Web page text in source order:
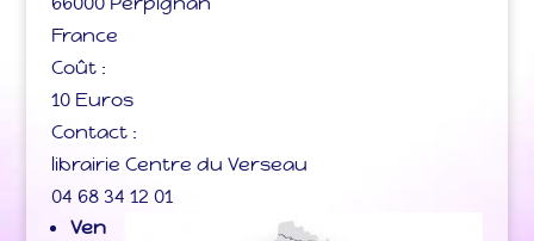
France
Coût :
10 Euros
Contact :
librairie Centre du Verseau
04 68 34 12 01
Ven